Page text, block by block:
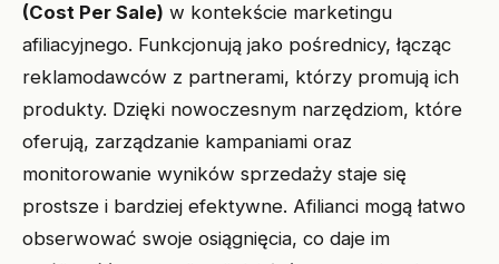
(Cost Per Sale) w kontekście marketingu
afiliacyjnego. Funkcjonują jako pośrednicy, łącząc
reklamodawców z partnerami, którzy promują ich
produkty. Dzięki nowoczesnym narzędziom, które
oferują, zarządzanie kampaniami oraz
monitorowanie wyników sprzedaży staje się
prostsze i bardziej efektywne. Afilianci mogą łatwo
obserwować swoje osiągnięcia, co daje im